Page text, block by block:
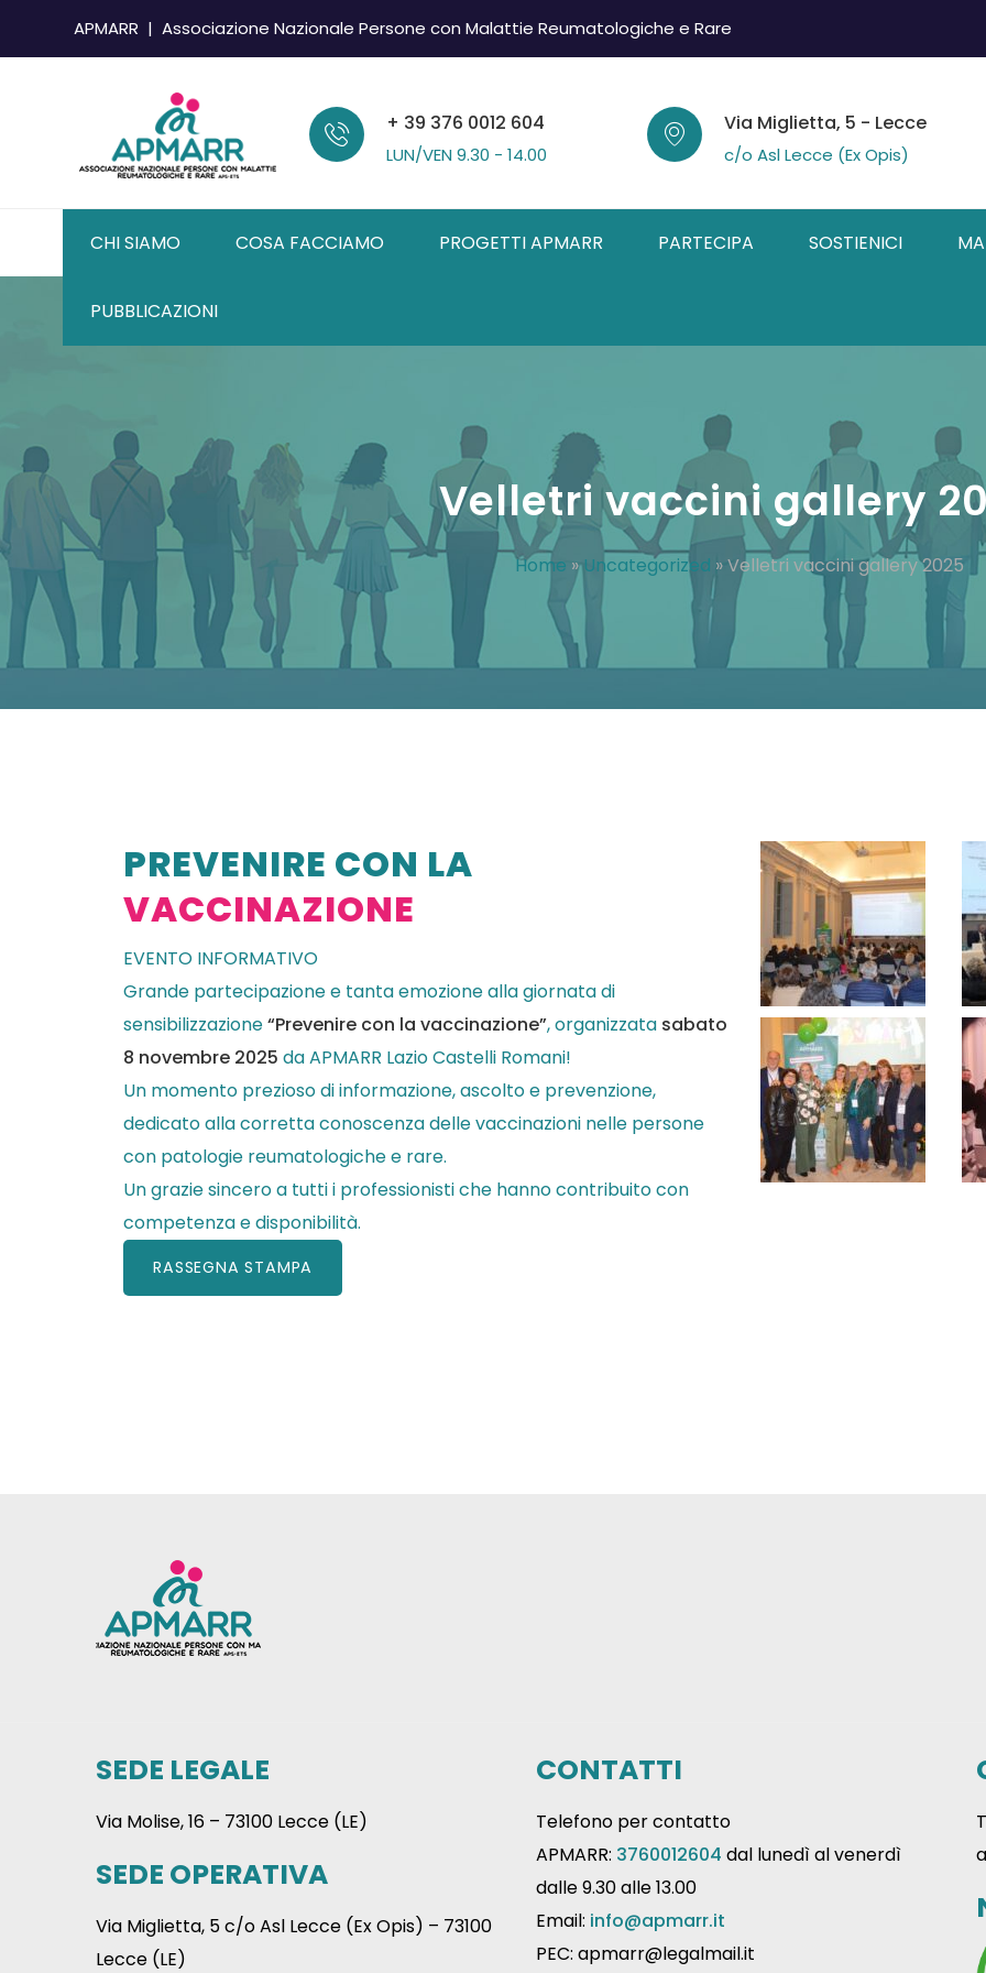
APMARR | Associazione Nazionale Persone con Malattie Reumatologiche e Rare
+ 39 376 0012 604
LUN/VEN9.30 - 14.00
Via Miglietta, 5 - Lecce
c/o Asl Lecce (Ex Opis)
CHI SIAMO COSA FACCIAMO PROGETTI APMARR PARTECIPA SOSTIENICI
PUBBLICAZIONI
Velletri vaccini gallery
Home »Uncategorized »Velletri vaccini gallery 2025
PREVENIRE CON LA
VACCINAZIONE
EVENTO INFORMATIVO
Grande partecipazione e tanta emozione alla giornata di
sensibilizzazione“Prevenire con la vaccinazione”, organizzata sabato
8 novembre 2025 da APMARR Lazio Castelli Romani!
Un momento prezioso di informazione, ascolto e prevenzione,
dedicato alla corretta conoscenza delle vaccinazioni nelle persone
con patologie reumatologiche e rare.
Un grazie sincero a tutti i professionisti che hanno contribuito con
competenza e disponibilità.
RASSEGNA STAMPA
SEDE LEGALE
Via Molise, 16 – 73100 Lecce (LE)
SEDE OPERATIVA
Via Miglietta, 5 c/o Asl Lecce (Ex Opis) – 73100
Lecce (LE)
CONTATTI
Telefono per contatto
APMARR: 3760012604 dal lunedì al venerdì
dalle 9.30 alle 13.00
Email: info@apmarr.it
PEC: apmarr@legalmail.it